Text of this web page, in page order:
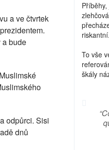
a ve čtvrtek
a bude
odpůrci. Sisi
dnů
riskantní.
To vše
škály